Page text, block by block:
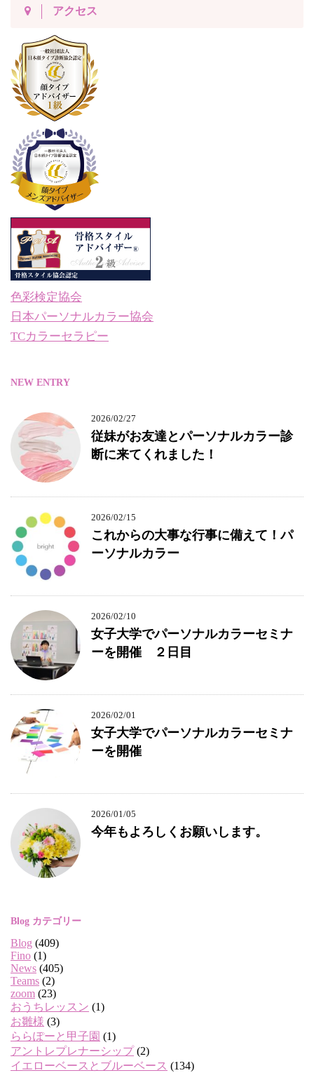
アクセス
色彩検定協会
日本パーソナルカラー協会
TCカラーセラピー
NEW ENTRY
2026/02/27
従妹がお友達とパーソナルカラー診
断に来てくれました！
2026/02/15
これからの大事な行事に備えて！パ
ーソナルカラー
2026/02/10
女子大学でパーソナルカラーセミナ
ーを開催 ２日目
2026/02/01
女子大学でパーソナルカラーセミナ
ーを開催
2026/01/05
今年もよろしくお願いします。
Blog カテゴリー
Blog (409)
Fino (1)
News (405)
Teams (2)
zoom (23)
おうちレッスン (1)
お雛様 (3)
ららぽーと甲子園 (1)
アントレプレナーシップ(2)
イエローベースとブルーベース (134)